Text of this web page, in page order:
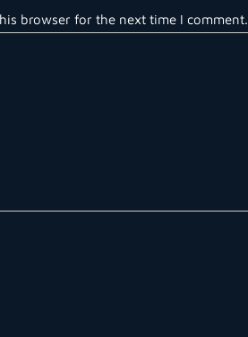
browser for the next time I comment.